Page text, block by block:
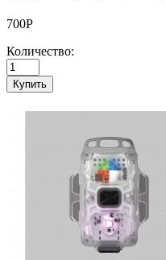
700Р
Количество:
Купить